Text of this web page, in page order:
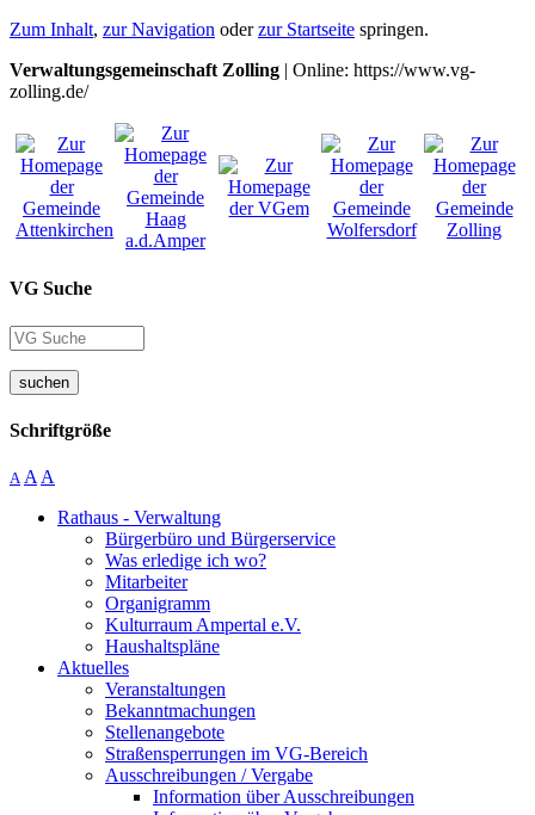
Zum Inhalt, zur Navigation oderzur Startseite springen.
Verwaltungsgemeinschaft Zolling | Online: https://www.vg-
zolling.de/
VG Suche
suchen
Schriftgröße
A A A
Rathaus - Verwaltung
Bürgerbüro und Bürgerservice
Was erledige ich wo?
Mitarbeiter
Organigramm
Kulturraum Ampertal e.V.
Haushaltspläne
Aktuelles
Veranstaltungen
Bekanntmachungen
Stellenangebote
Straßensperrungen im VG-Bereich
Ausschreibungen / Vergabe
Information über Ausschreibungen